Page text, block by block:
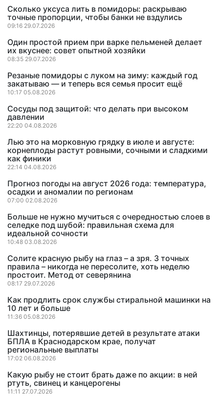
Сколько уксуса лить в помидоры: раскрываю
точные пропорции, чтобы банки не вздулись
09:16 29.07.2026
Один простой прием при варке пельменей делает
их вкуснее: совет опытной хозяйки
08:35 29.07.2026
Резаные помидоры с луком на зиму: каждый год
закатываю — и теперь вся семья просит ещё
10:17 05.08.2026
Сосуды под защитой: что делать при высоком
давлении
22:20 04.08.2026
Лью это на морковную грядку в июле и августе:
корнеплоды растут ровными, сочными и сладкими
как финики
22:14 04.08.2026
Прогноз погоды на август 2026 года: температура,
осадки и аномалии по регионам
07:00 02.08.2026
Больше не нужно мучиться с очередностью слоев в
селедке под шубой: правильная схема для
идеальной сочности
10:48 03.08.2026
Солите красную рыбу на глаз – а зря. 3 точных
правила – никогда не пересолите, хоть неделю
простоит. Метод от северянина
08:17 29.07.2026
Как продлить срок службы стиральной машинки на
10 лет и больше
11:36 05.08.2026
Шахтинцы, потерявшие детей в результате атаки
БПЛА в Краснодарском крае, получат
региональные выплаты
17:02 06.08.2026
Какую рыбу не стоит брать даже по акции: в ней
ртуть, свинец и канцерогены
11:11 27.07.2026